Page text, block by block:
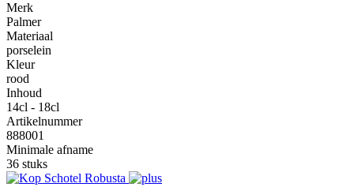
Merk
Palmer
Materiaal
porselein
Kleur
rood
Inhoud
14cl - 18cl
Artikelnummer
888001
Minimale afname
36 stuks